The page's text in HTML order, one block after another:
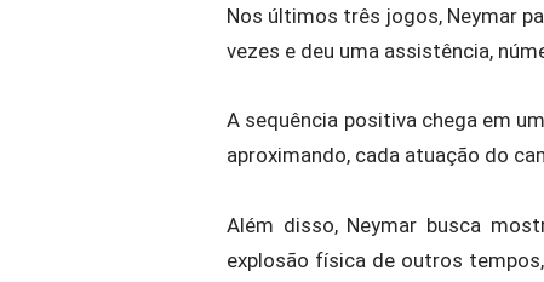
Nos últimos três jogos, Neymar
vezes e deu uma assistência,
A sequência positiva chega em
aproximando, cada atuação do
Além disso, Neymar busca
explosão física de outros